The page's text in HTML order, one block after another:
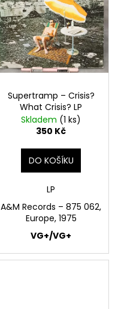
Supertramp – Crisis?
What Crisis? LP
Skladem (1 ks)
350 Kč
DO KOŠÍKU
LP
A&M Records – 875 062,
Europe, 1975
VG+/VG+